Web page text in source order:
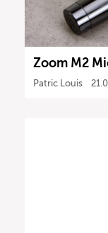
Zoom M2
Patric Louis